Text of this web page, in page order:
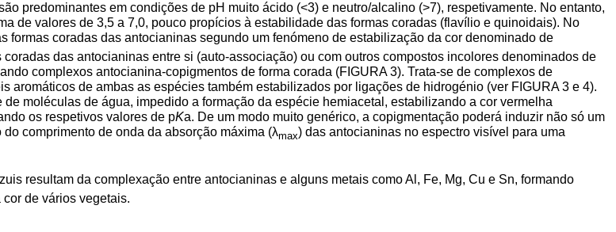
predominantes em condições de pH muito ácido (<3) e neutro/alcalino (>7), respetivamente. No entanto,
de valores de 3,5 a 7,0, pouco propícios à estabilidade das formas coradas (flavílio e quinoidais). No
coradas das antocianinas segundo um fenómeno de estabilização da cor denominado de
das antocianinas entre si (auto-associação) ou com outros compostos incolores denominados de
complexos antocianina-copigmentos de forma corada (FIGURA 3). Trata-se de complexos de
de ambas as espécies também estabilizados por ligações de hidrogénio (ver FIGURA 3 e 4).
moléculas de água, impedido a formação da espécie hemiacetal, estabilizando a cor vermelha
os respetivos valores de pKa. De um modo muito genérico, a copigmentação poderá induzir não só um
comprimento de onda da absorção máxima (λmax) das antocianinas no espectro visível para uma
resultam da complexação entre antocianinas e alguns metais como Al, Fe, Mg, Cu e Sn, formando
de vários vegetais.